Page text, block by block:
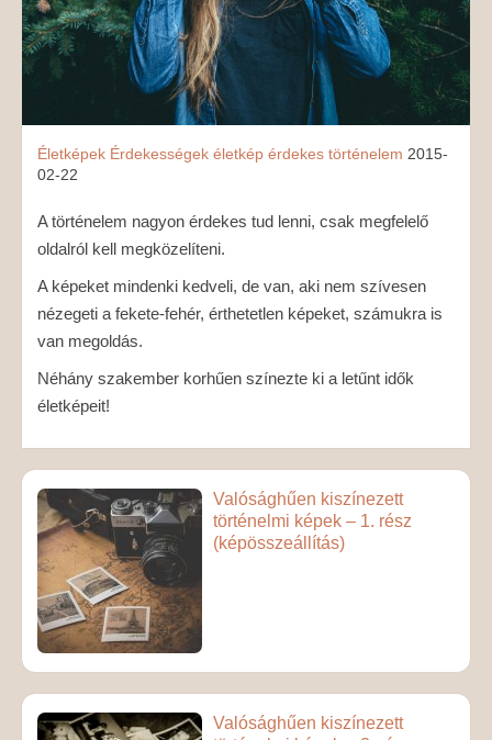
Életképek Érdekességek életkép érdekes történelem 2015-
02-22
A történelem nagyon érdekes tud lenni, csak megfelelő
oldalról kell megközelíteni.
A képeket mindenki kedveli, de van, aki nem szívesen
nézegeti a fekete-fehér, érthetetlen képeket, számukra is
van megoldás.
Néhány szakember korhűen színezte ki a letűnt idők
életképeit!
Valósághűen kiszínezett
történelmi képek – 1. rész
(képösszeállítás)
Valósághűen kiszínezett